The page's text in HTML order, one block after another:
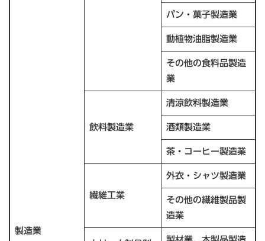
製造業
パン・菓子製造業
動植物油脂製造業
その他の食料品製造
業
飲料製造業
清涼飲料製造業
酒類製造業
茶・コーヒー製造業
繊維工業
外衣・シャツ製造業
その他の繊維製品製
造業